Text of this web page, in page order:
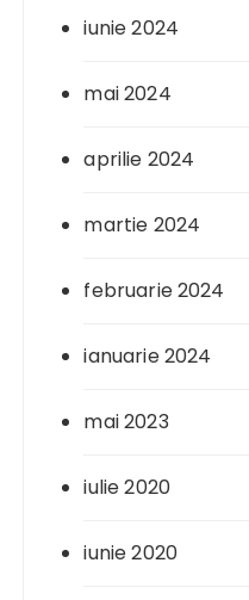
iunie 2024
mai 2024
aprilie 2024
martie 2024
februarie 2024
ianuarie 2024
mai 2023
iulie 2020
iunie 2020